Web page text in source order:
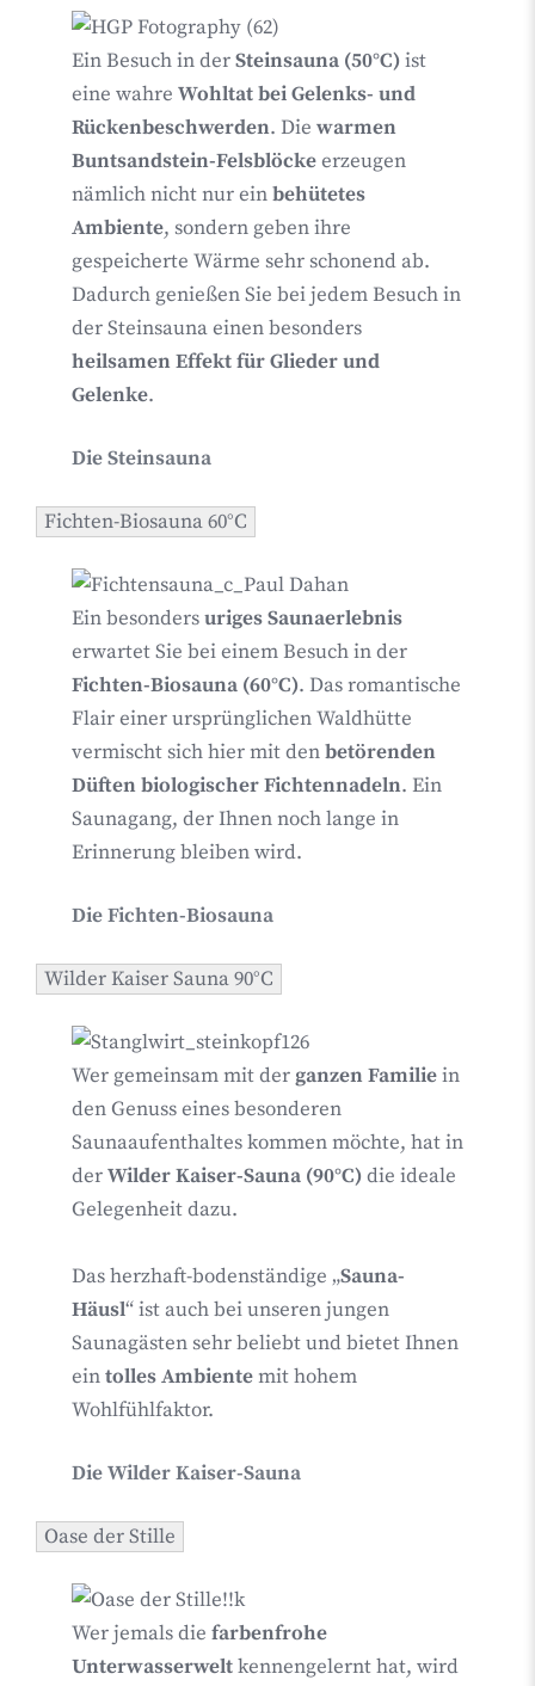
Ein Besuch in derSteinsauna (50°C)ist
eine wahre Wohltat bei Gelenks- und
Rückenbeschwerden. Die warmen
Buntsandstein-Felsblöckeerzeugen
nämlich nicht nur einbehütetes
Ambiente, sondern geben ihre
gespeicherte Wärme sehr schonend ab.
Dadurch genießen Sie bei jedem Besuch in
der Steinsauna einen besonders
heilsamen Effekt für Glieder und
Gelenke.
Die Steinsauna
Fichten-Biosauna 60°C
Ein besondersuriges Saunaerlebnis
erwartet Sie bei einem Besuch in der
Fichten-Biosauna (60°C). Das romantische
Flair einer ursprünglichen Waldhütte
vermischt sich hier mit denbetörenden
Düften biologischer Fichtennadeln. Ein
Saunagang, der Ihnen noch lange in
Erinnerung bleiben wird.
Die Fichten-Biosauna
Wilder Kaiser Sauna 90°C
Wer gemeinsam mit der ganzen Familiein
den Genuss eines besonderen
Saunaaufenthaltes kommen möchte, hat in
derWilder Kaiser-Sauna (90°C)die ideale
Gelegenheit dazu.
Das herzhaft-bodenständige „Sauna-
Häusl“ ist auch bei unseren jungen
Saunagästen sehr beliebt und bietet Ihnen
eintolles Ambientemit hohem
Wohlfühlfaktor.
Die Wilder Kaiser-Sauna
Oase der Stille
Wer jemals die farbenfrohe
Unterwasserweltkennengelernt hat, wird